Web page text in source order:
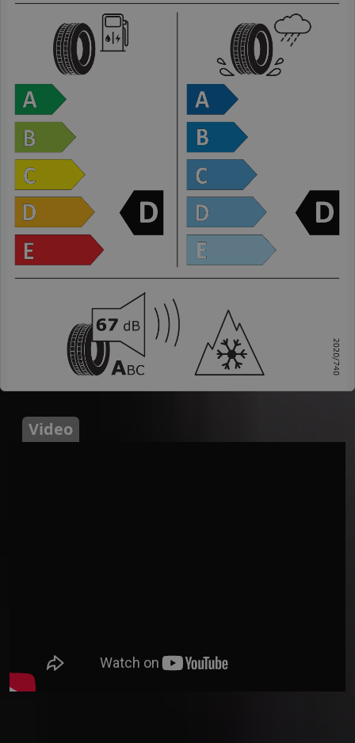
Video